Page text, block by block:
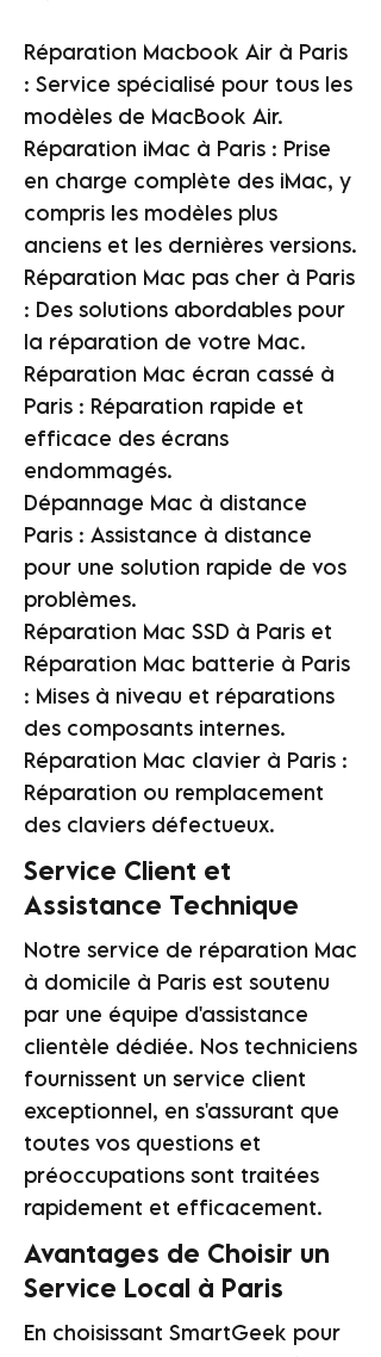
Réparation Macbook Air à Paris
: Service spécialisé pour tous les
modèles de MacBook Air.
Réparation iMac à Paris : Prise
en charge complète des iMac, y
compris les modèles plus
anciens et les dernières versions.
Réparation Mac pas cher à Paris
: Des solutions abordables pour
la réparation de votre Mac.
Réparation Mac écran cassé à
Paris : Réparation rapide et
efficace des écrans
endommagés.
Dépannage Mac à distance
Paris : Assistance à distance
pour une solution rapide de vos
problèmes.
Réparation Mac SSD à Paris et
Réparation Mac batterie à Paris
: Mises à niveau et réparations
des composants internes.
Réparation Mac clavier à Paris :
Réparation ou remplacement
des claviers défectueux.
Service Client et
Assistance Technique
Notre service de réparation Mac
à domicile à Paris est soutenu
par une équipe d'assistance
clientèle dédiée. Nos techniciens
fournissent un service client
exceptionnel, en s'assurant que
toutes vos questions et
préoccupations sont traitées
rapidement et efficacement.
Avantages de Choisir un
Service Local à Paris
En choisissant SmartGeek pour